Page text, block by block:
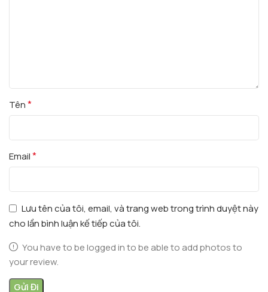
Tên*
Email*
Lưu tên của tôi, email, và trang web trong trình duyệt này
cho lần bình luận kế tiếp của tôi.
You have to be logged in to be able to add photos to
your review.